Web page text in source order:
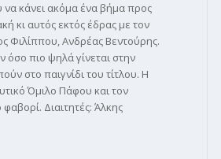
να κάνει ακόμα ένα βήμα προς
κι αυτός εκτός έδρας με τον
Φιλίππου, Ανδρέας Βεντούρης.
όσο πιο ψηλά γίνεται στην
στο παιγνίδι του τίτλου. Η
Όμιλο Πάφου και τον
Διαιτητές: Άλκης